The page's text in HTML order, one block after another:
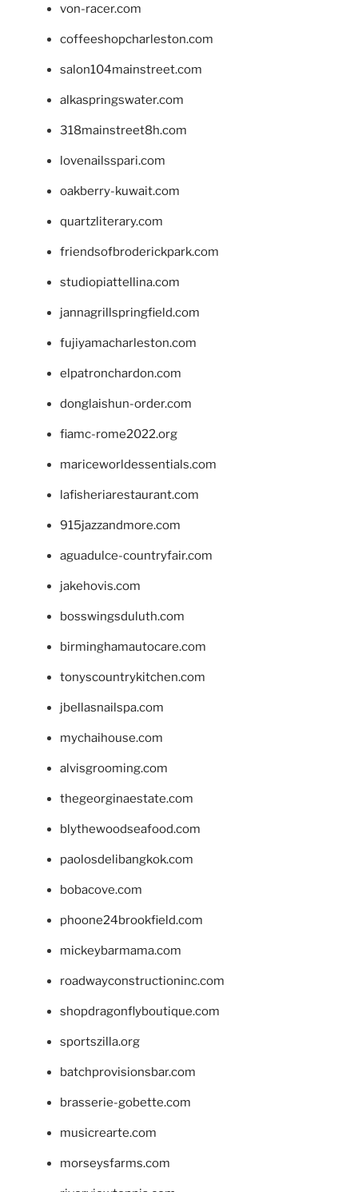
von-racer.com
coffeeshopcharleston.com
salon104mainstreet.com
alkaspringswater.com
318mainstreet8h.com
lovenailsspari.com
oakberry-kuwait.com
quartzliterary.com
friendsofbroderickpark.com
studiopiattellina.com
jannagrillspringfield.com
fujiyamacharleston.com
elpatronchardon.com
donglaishun-order.com
fiamc-rome2022.org
mariceworldessentials.com
lafisheriarestaurant.com
915jazzandmore.com
aguadulce-countryfair.com
jakehovis.com
bosswingsduluth.com
birminghamautocare.com
tonyscountrykitchen.com
jbellasnailspa.com
mychaihouse.com
alvisgrooming.com
thegeorginaestate.com
blythewoodseafood.com
paolosdelibangkok.com
bobacove.com
phoone24brookfield.com
mickeybarmama.com
roadwayconstructioninc.com
shopdragonflyboutique.com
sportszilla.org
batchprovisionsbar.com
brasserie-gobette.com
musicrearte.com
morseysfarms.com